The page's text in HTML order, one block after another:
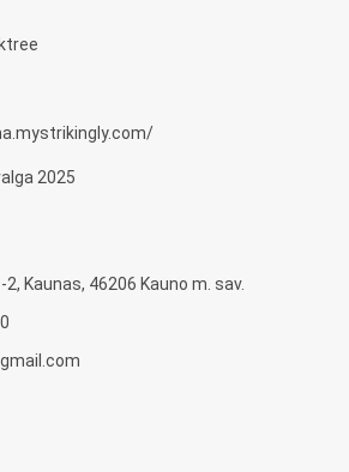
2025
Kaunas, 46206 Kauno m. sav.